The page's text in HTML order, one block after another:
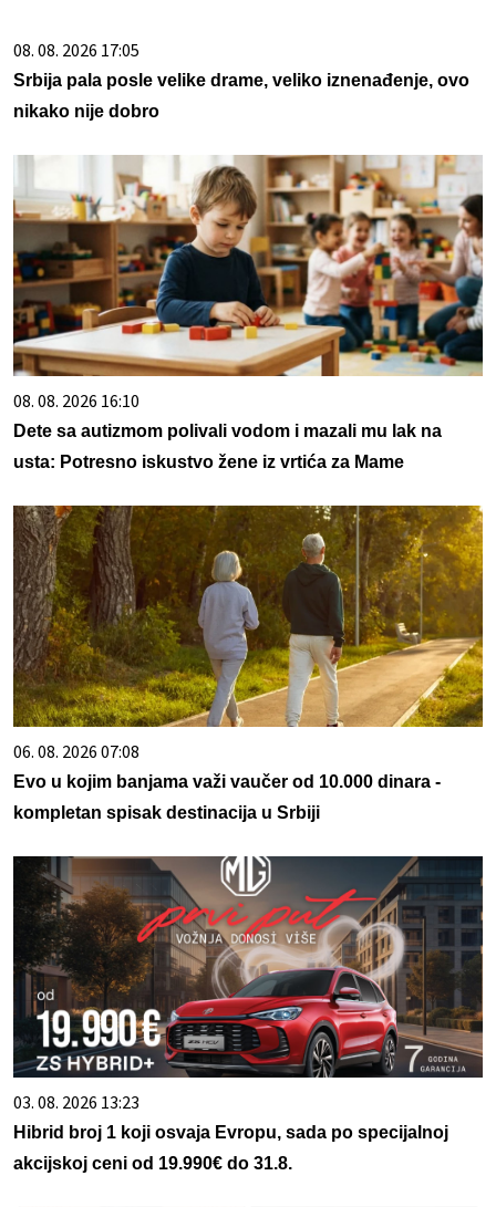
08. 08. 2026 17:05
Srbija pala posle velike drame, veliko iznenađenje, ovo
nikako nije dobro
08. 08. 2026 16:10
Dete sa autizmom polivali vodom i mazali mu lak na
usta: Potresno iskustvo žene iz vrtića za Mame
06. 08. 2026 07:08
Evo u kojim banjama važi vaučer od 10.000 dinara -
kompletan spisak destinacija u Srbiji
03. 08. 2026 13:23
Hibrid broj 1 koji osvaja Evropu, sada po specijalnoj
akcijskoj ceni od 19.990€ do 31.8.